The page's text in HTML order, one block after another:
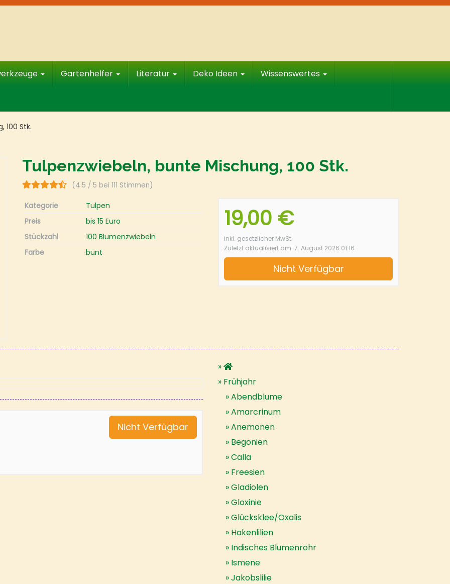
Gartenhelfer Literatur Deko Ideen Wissenswertes
100 Stk.
Tulpenzwiebeln, bunte Mischung, 100 Stk.
(4.5 / 5 bei 111 Stimmen)
19,00 €
inkl. gesetzlicher MwSt.
Zuletzt aktualisiert am: 7. August 2026 01:16
Nicht Verfügbar
Kategorie
Tulpen
Preis
bis 15 Euro
Stückzahl
100 Blumenzwiebeln
Farbe
bunt
Nicht Verfügbar
Frühjahr
Abendblume
Amarcrinum
Anemonen
Begonien
Calla
Freesien
Gladiolen
Gloxinie
Glücksklee/Oxalis
Hakenlilien
Indisches Blumenrohr
Ismene
Jakobslilie